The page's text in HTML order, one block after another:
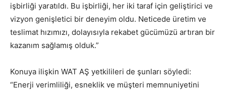
işbirliği yaratıldı. Bu işbirliği, her iki taraf için geliştirici ve
vizyon genişletici bir deneyim oldu. Neticede üretim ve
teslimat hızımızı, dolayısıyla rekabet gücümüzü artıran bir
kazanım sağlamış olduk.”
Konuya ilişkin WAT AŞ yetkilileri de şunları söyledi:
“Enerji verimliliği, esneklik ve müşteri memnuniyetini